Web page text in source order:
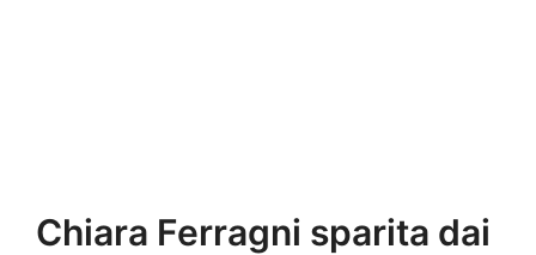
Chiara Ferragni sparita dai